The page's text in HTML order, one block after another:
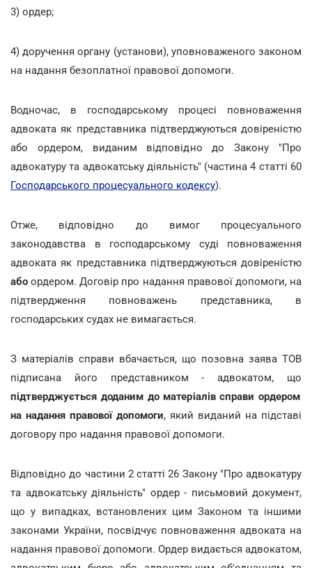
3) ордер;
4) доручення органу (установи), уповноваженого законом
на надання безоплатної правової допомоги.
Водночас, в господарському процесі повноваження
адвоката як представника підтверджуються довіреністю
або ордером, виданим відповідно до Закону "Про
адвокатуру та адвокатську діяльність" (частина 4 статті 60
Господарського процесуального кодексу).
Отже, відповідно до вимог процесуального
законодавства в господарському суді повноваження
адвоката як представника підтверджуються довіреністю
абоордером. Договір про надання правової допомоги, на
підтвердження повноважень представника, в
господарських судах не вимагається.
З матеріалів справи вбачається, що позовна заява ТОВ
підписана його представником - адвокатом, що
підтверджується доданим до матеріалів справи ордером
на надання правової допомоги, який виданий на підставі
договору про надання правової допомоги.
Відповідно до частини 2 статті 26 Закону "Про адвокатуру
та адвокатську діяльність" ордер - письмовий документ,
що у випадках, встановлених цим Законом та іншими
законами України, посвідчує повноваження адвоката на
надання правової допомоги. Ордер видається адвокатом,